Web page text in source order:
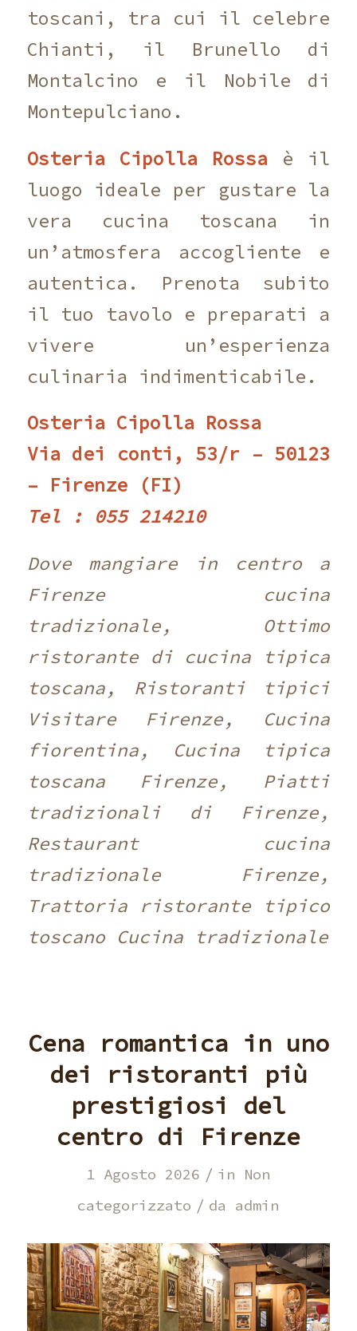
toscani, tra cui il celebre
Chianti, il Brunello di
Montalcino e il Nobile di
Montepulciano.
Osteria Cipolla Rossa è il
luogo ideale per gustare la
vera cucina toscana in
un’atmosfera accogliente e
autentica. Prenota subito
il tuo tavolo e preparati a
vivere un’esperienza
culinaria indimenticabile.
Osteria Cipolla Rossa
Via dei conti, 53/r – 50123
– Firenze (FI)
Tel : 055 214210 ‎
Dove mangiare in centro a
Firenze cucina
tradizionale, Ottimo
ristorante di cucina tipica
toscana, Ristoranti tipici
Visitare Firenze, Cucina
fiorentina, Cucina tipica
toscana Firenze, Piatti
tradizionali di Firenze,
Restaurant cucina
tradizionale Firenze,
Trattoria ristorante tipico
toscano Cucina tradizionale
Cena romantica in uno
dei ristoranti più
prestigiosi del
centro di Firenze
1 Agosto 2026 / in Non
categorizzato / da admin